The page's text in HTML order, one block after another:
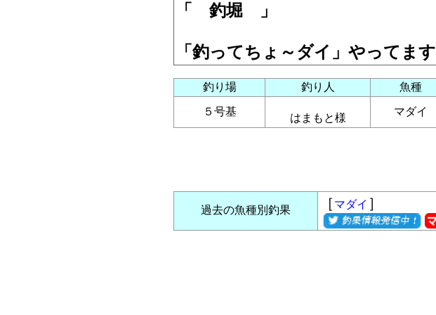
「 釣堀 」
「釣ってちょ～ダイ」やってます
釣り場 釣り人 魚種
５号基
はまもと様
マダイ
過去の魚種別釣果 ［ マダイ ］